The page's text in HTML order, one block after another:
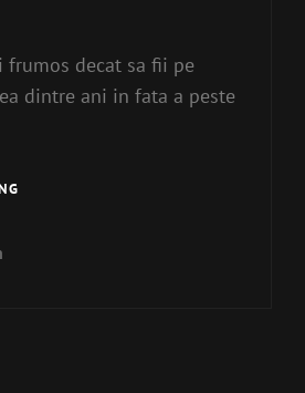
frumos decat sa fii pe
dintre ani in fata a peste
FIE